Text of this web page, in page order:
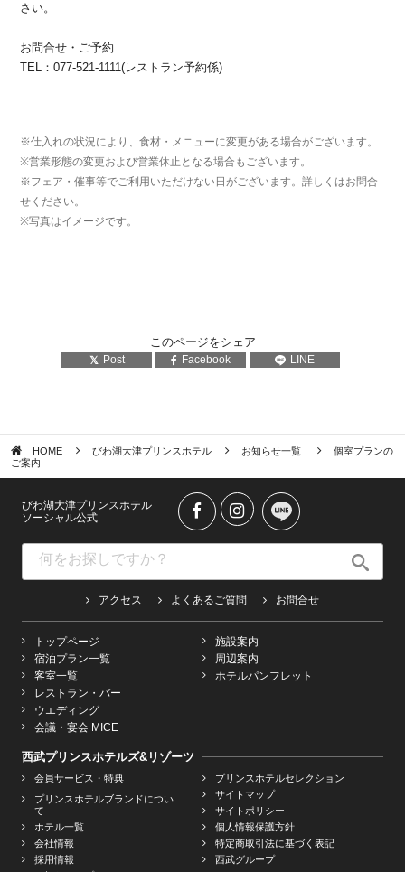
さい。
お問合せ・ご予約
TEL：077-521-1111(レストラン予約係)
※仕入れの状況により、食材・メニューに変更がある場合がございます。
※営業形態の変更および営業休止となる場合もございます。
※フェア・催事等でご利用いただけない日がございます。詳しくはお問合
せください。
※写真はイメージです。
このページをシェア
Post Facebook LINE
HOME びわ湖大津プリンスホテル お知らせ一覧
個室プランの
ご案内
びわ湖大津プリンスホテル
ソーシャル公式
アクセス よくあるご質問 お問合せ
トップページ
宿泊プラン一覧
客室一覧
レストラン・バー
ウエディング
会議・宴会 MICE
施設案内
周辺案内
ホテルパンフレット
西武プリンスホテルズ&リゾーツ
会員サービス・特典
プリンスホテルブランドについ
て
ホテル一覧
会社情報
採用情報
プリンスホテルセレクション
サイトマップ
サイトポリシー
個人情報保護方針
特定商取引法に基づく表記
西武グループ